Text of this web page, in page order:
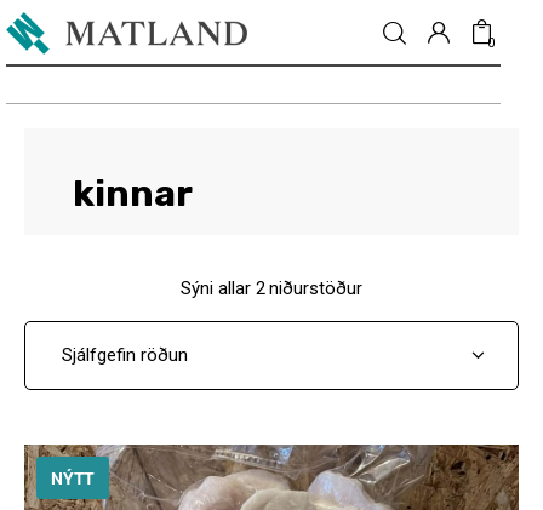
0
Fréttir
Menning
Fólkið
Skoðun
kinnar
Sýni allar 2 niðurstöður
NÝTT